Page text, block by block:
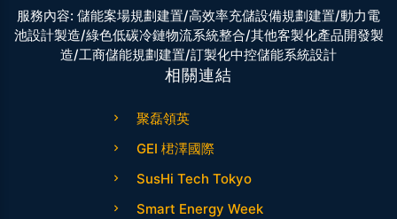
服務內容: 儲能案場規劃建置/高效率充儲設備規劃建置/動力電
池設計製造/綠色低碳冷鏈物流系統整合/其他客製化產品開發製
造/工商儲能規劃建置/訂製化中控儲能系統設計
相關連結
聚磊領英
GEI 桾澤國際
SusHi Tech Tokyo
Smart Energy Week